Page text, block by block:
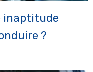
inaptitude
?